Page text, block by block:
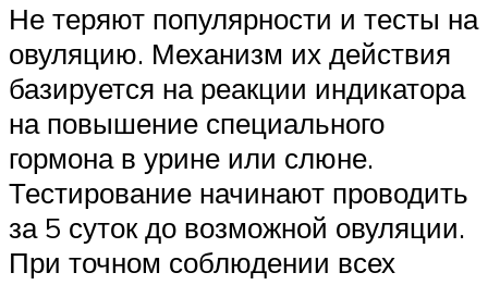
Не теряют популярности и тесты на
овуляцию. Механизм их действия
базируется на реакции индикатора
на повышение специального
гормона в урине или слюне.
Тестирование начинают проводить
за 5 суток до возможной овуляции.
При точном соблюдении всех